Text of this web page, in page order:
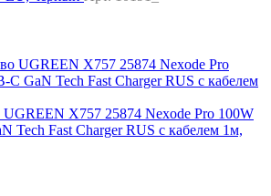
UGREEN X757 25874 Nexode Pro 100W
Tech Fast Charger RUS с кабелем 1м,